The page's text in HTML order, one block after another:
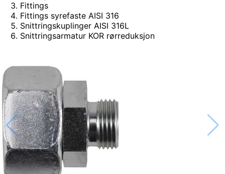
Fittings
Fittings syrefaste AISI 316
Snittringskuplinger AISI 316L
Snittringsarmatur KOR rørreduksjon